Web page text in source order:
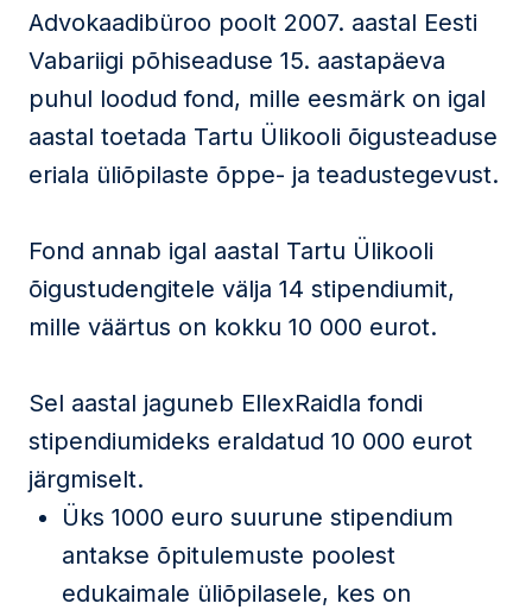
Advokaadibüroo poolt 2007. aastal Eesti
Vabariigi põhiseaduse 15. aastapäeva
puhul loodud fond, mille eesmärk on igal
aastal toetada Tartu Ülikooli õigusteaduse
eriala üliõpilaste õppe- ja teadustegevust.
Fond annab igal aastal Tartu Ülikooli
õigustudengitele välja 14 stipendiumit,
mille väärtus on kokku 10 000 eurot.
Sel aastal jaguneb EllexRaidla fondi
stipendiumideks eraldatud 10 000 eurot
järgmiselt.
Üks 1000 euro suurune stipendium
antakse õpitulemuste poolest
edukaimale üliõpilasele, kes on